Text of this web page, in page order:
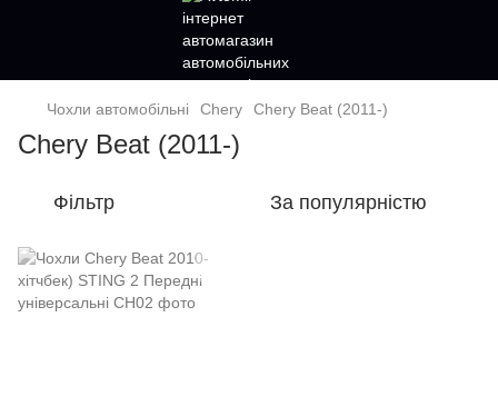
Чохли автомобільні Chery Chery Beat (2011-)
Chery Beat (2011-)
Фільтр За популярністю